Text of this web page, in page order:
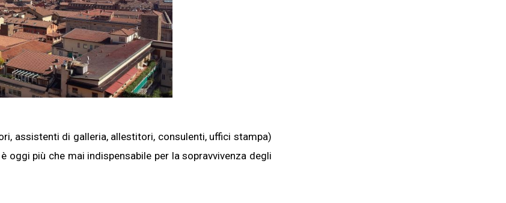
assistenti di galleria, allestitori, consulenti, uffici stampa)
più che mai indispensabile per la sopravvivenza degli